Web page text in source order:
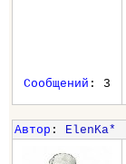
Сообщений : 3
Автор : ElenKa*